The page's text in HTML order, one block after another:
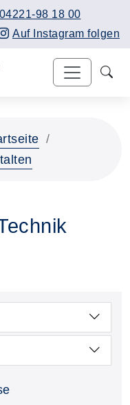
04221-98 18 00
Auf Instagram folgen